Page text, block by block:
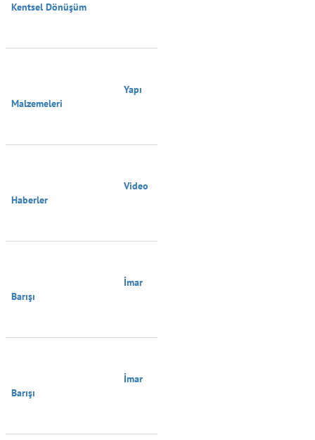
Kentsel Dönüşüm
Malzemeleri
Haberler
Barışı
Barışı